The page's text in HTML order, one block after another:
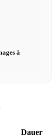
à
Dauer